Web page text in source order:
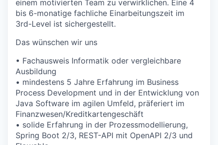
einem motivierten Team zu verwirklichen. Eine 4
bis 6-monatige fachliche Einarbeitungszeit im
3rd-Level ist sichergestellt.
Das wünschen wir uns
• Fachausweis Informatik oder vergleichbare
Ausbildung
• mindestens 5 Jahre Erfahrung im Business
Process Development und in der Entwicklung von
Java Software im agilen Umfeld, präferiert im
Finanzwesen/Kreditkartengeschäft
• solide Erfahrung in der Prozessmodellierung,
Spring Boot 2/3, REST-API mit OpenAPI 2/3 und